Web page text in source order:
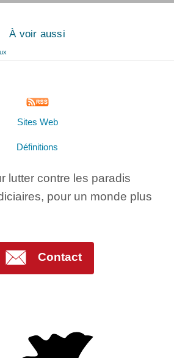
À voir aussi
Sites Web
Définitions
lutter contre les paradis
pour un monde plus
Contact